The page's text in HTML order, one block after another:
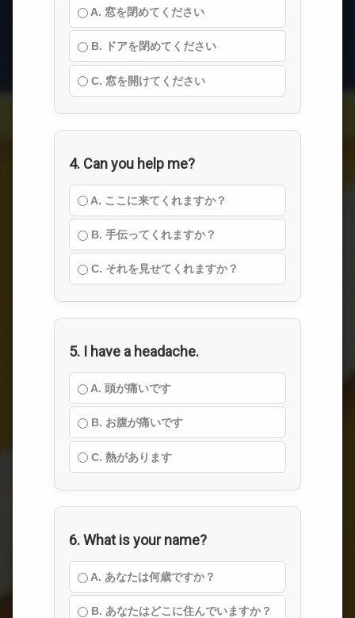
A. 窓を閉めてください
B. ドアを閉めてください
C. 窓を開けてください
4. Can you help me?
A. ここに来てくれますか？
B. 手伝ってくれますか？
C. それを見せてくれますか？
5. I have a headache.
A. 頭が痛いです
B. お腹が痛いです
C. 熱があります
6. What is your name?
A. あなたは何歳ですか？
B. あなたはどこに住んでいますか？